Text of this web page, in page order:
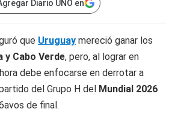
Diario UNO en
que Uruguay mereció ganar los
y Cabo Verde, pero, al lograr en
debe enfocarse en derrotar a
del Grupo H del Mundial 2026
de final.